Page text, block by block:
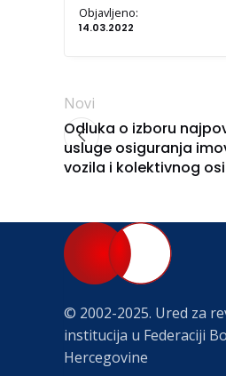
Objavljeno:
14.03.2022
Novi
Odluka o izboru
usluge osiguranja
vozila i kolektivnog
© 2002-2025. Ured za
institucija u Federaciji
Hercegovine